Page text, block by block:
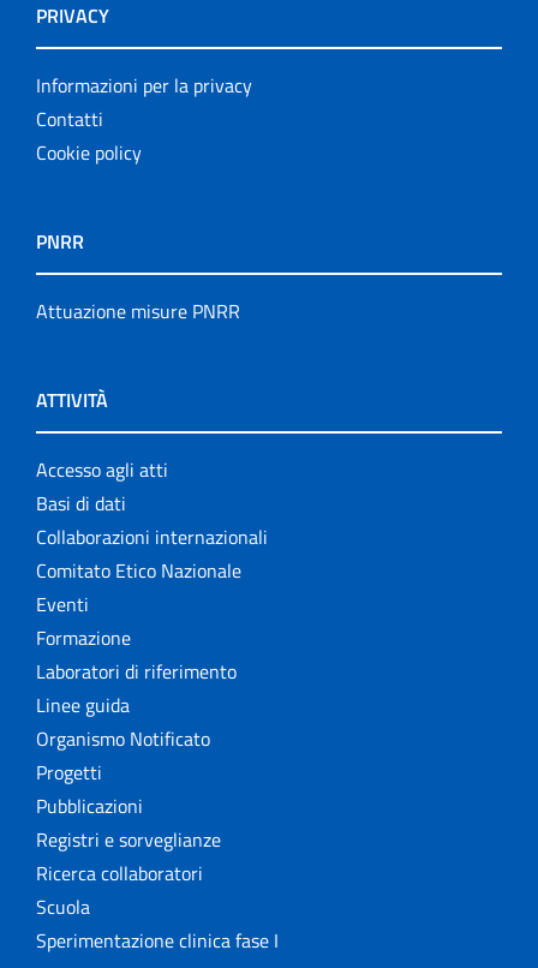
PRIVACY
Informazioni per la privacy
Contatti
Cookie policy
PNRR
Attuazione misure PNRR
ATTIVITÀ
Accesso agli atti
Basi di dati
Collaborazioni internazionali
Comitato Etico Nazionale
Eventi
Formazione
Laboratori di riferimento
Linee guida
Organismo Notificato
Progetti
Pubblicazioni
Registri e sorveglianze
Ricerca collaboratori
Scuola
Sperimentazione clinica fase I